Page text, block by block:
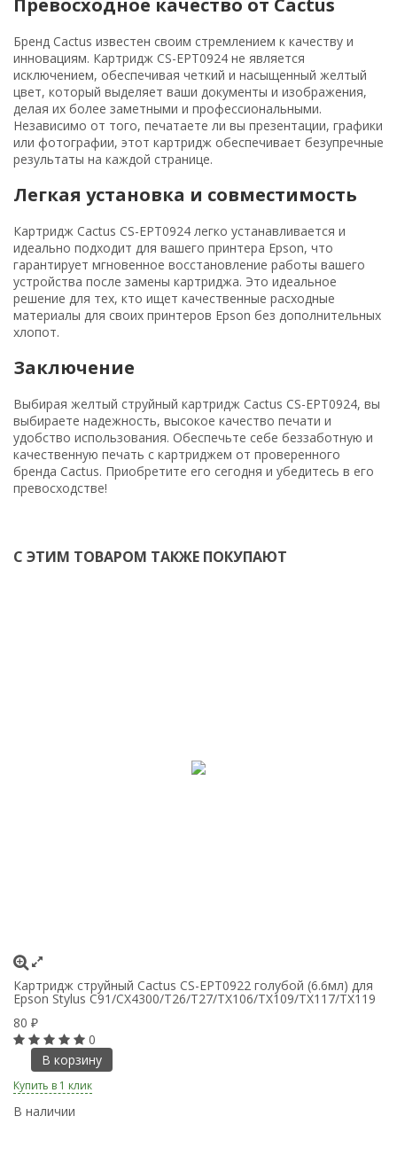
Бренд Cactus известен своим стремлением к качеству и
инновациям. Картридж CS-EPT0924 не является
исключением, обеспечивая четкий и насыщенный желтый
цвет, который выделяет ваши документы и изображения,
делая их более заметными и профессиональными.
Независимо от того, печатаете ли вы презентации, графики
или фотографии, этот картридж обеспечивает безупречные
результаты на каждой странице.
Легкая установка и совместимость
Картридж Cactus CS-EPT0924 легко устанавливается и
идеально подходит для вашего принтера Epson, что
гарантирует мгновенное восстановление работы вашего
устройства после замены картриджа. Это идеальное
решение для тех, кто ищет качественные расходные
материалы для своих принтеров Epson без дополнительных
хлопот.
Заключение
Выбирая желтый струйный картридж Cactus CS-EPT0924, вы
выбираете надежность, высокое качество печати и
удобство использования. Обеспечьте себе беззаботную и
качественную печать с картриджем от проверенного
бренда Cactus. Приобретите его сегодня и убедитесь в его
превосходстве!
С ЭТИМ ТОВАРОМ ТАКЖЕ ПОКУПАЮТ
Картридж струйный Cactus CS-EPT0922 голубой (6.6мл) для
Epson Stylus C91/CX4300/T26/T27/TX106/TX109/TX117/TX119
80 ₽
0
В корзину
Купить в 1 клик
В наличии